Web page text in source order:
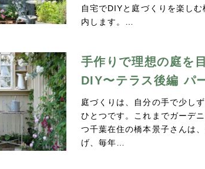
自宅でDIYと庭づくりを楽し
内します。…
手作りで理想の庭
DIY〜テラス後編 パ
庭づくりは、自分の手で少し
ひとつです。これまでガーデ
つ千葉在住の橋本景子さんは
げ、毎年…